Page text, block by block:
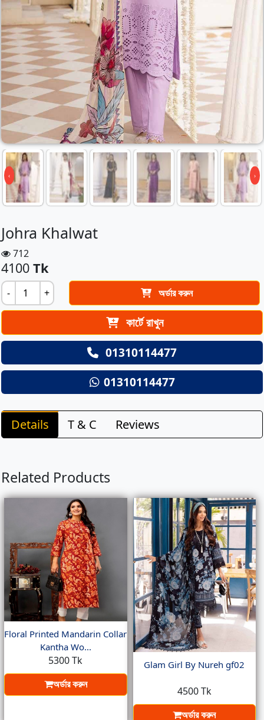
‹ ›
Johra Khalwat
712
4100 Tk
- + অর্ডার করুন
কার্টে রাখুন
01310114477
01310114477
Details T & C Reviews
Related Products
Floral Printed Mandarin Collar
Kantha Wo...
5300 Tk
অর্ডার করুন
Glam Girl By Nureh gf02
4500 Tk
অর্ডার করুন